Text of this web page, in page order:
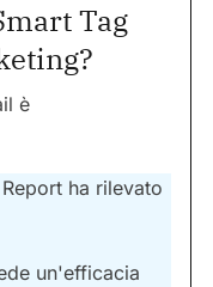
Tag
è
ha rilevato
un'efficacia